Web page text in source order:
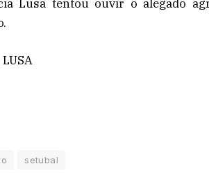
Lusa tentou ouvir o alegado
setubal